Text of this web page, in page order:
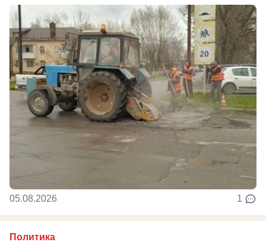
05.08.2026 1
Политика